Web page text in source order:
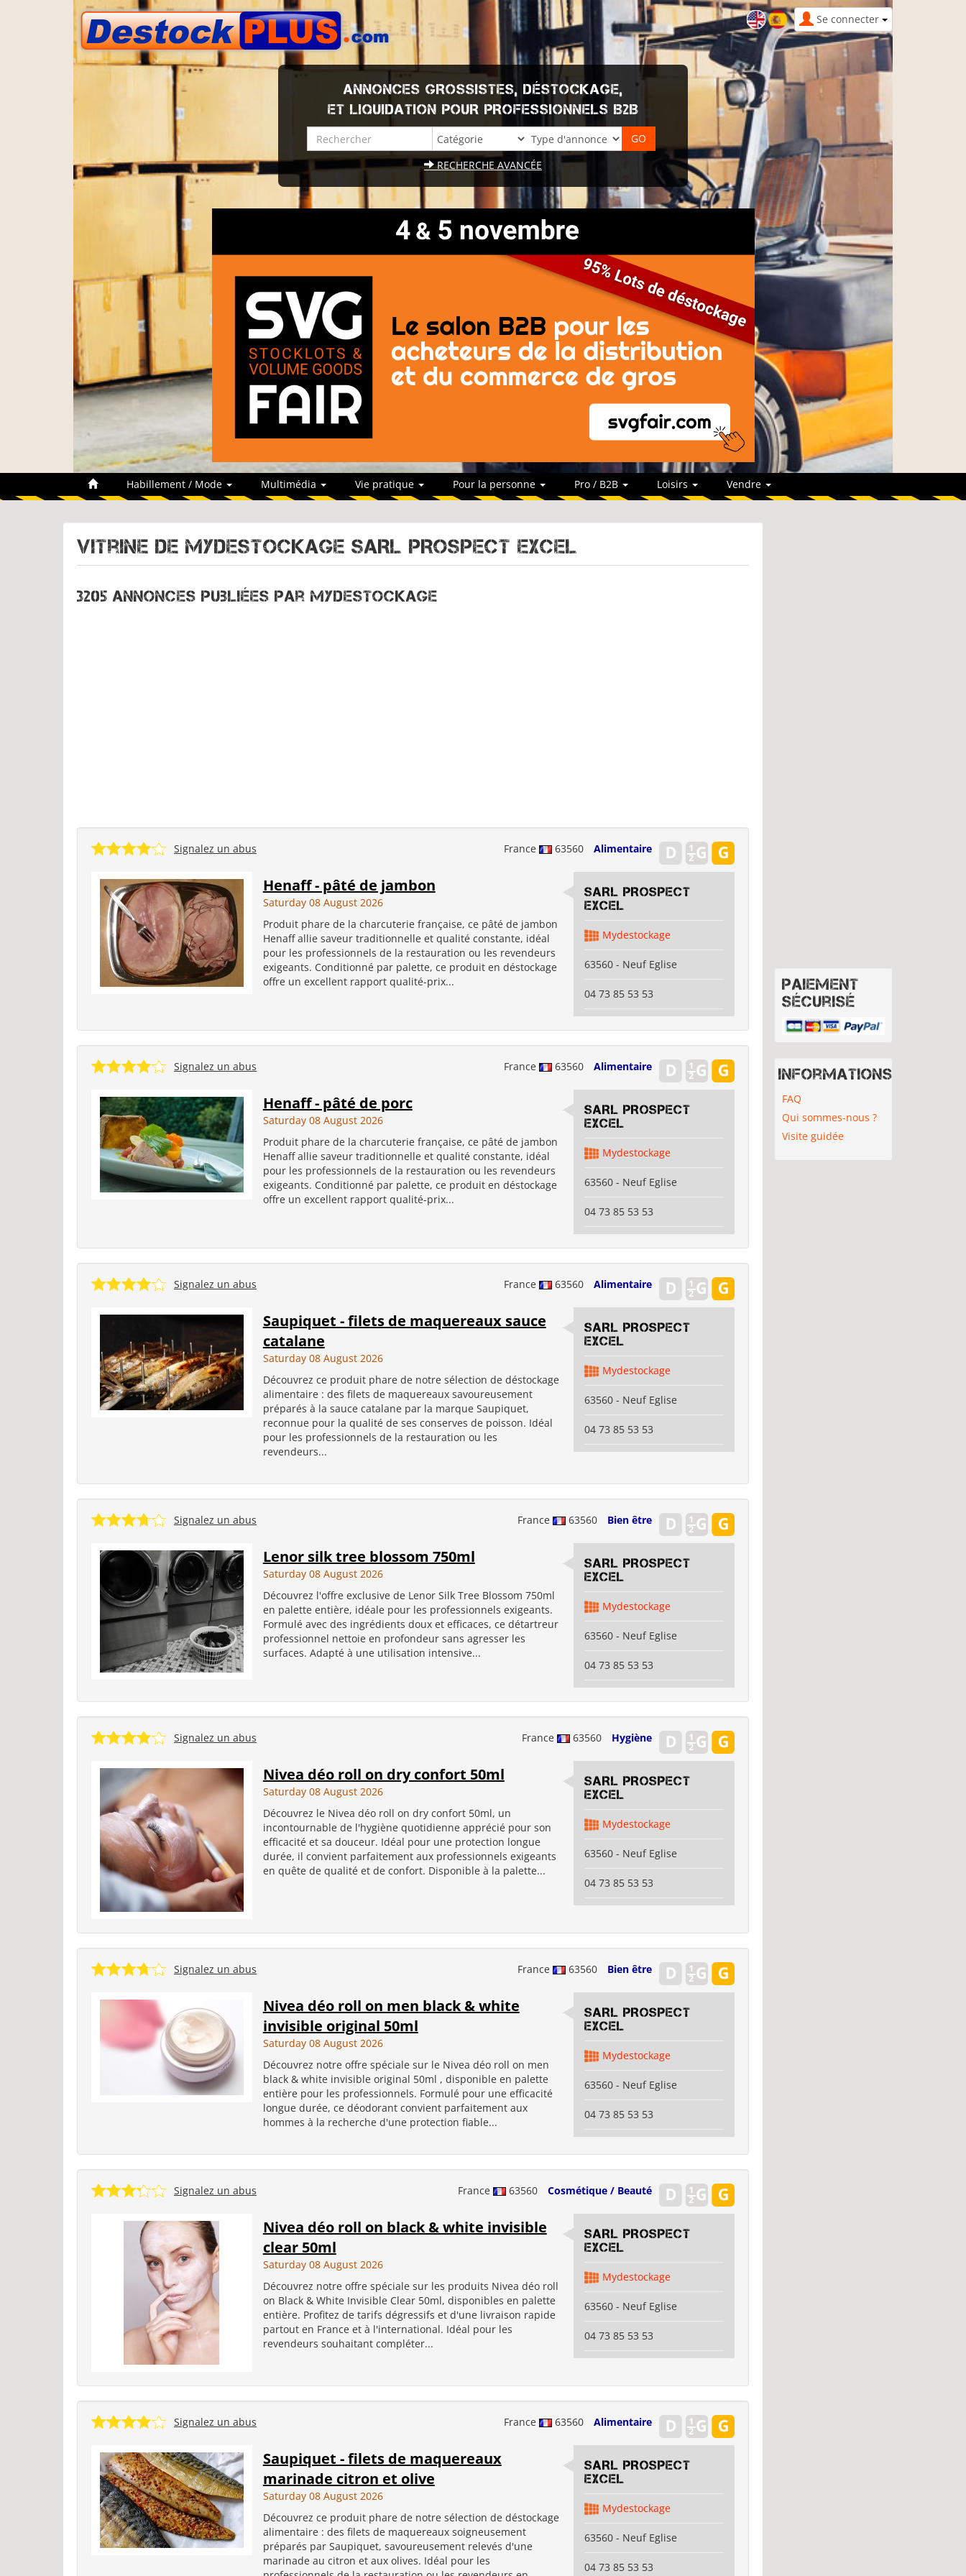
Se connecter
ANNONCES GROSSISTES, DÉSTOCKAGE,
ET LIQUIDATION POUR PROFESSIONNELS B2B
RECHERCHE AVANCÉE
Habillement / Mode Multimédia Vie pratique Pour la personne Pro / B2B Loisirs Vendre
Vitrine de MYDESTOCKAGE SARL PROSPECT EXCEL
3205 annonces publiées par Mydestockage
France 63560 Alimentaire
Signalez un abus
Henaff - pâté de jambon
Saturday 08 August 2026
Produit phare de la charcuterie française, ce pâté de jambon
Henaff allie saveur traditionnelle et qualité constante, idéal
pour les professionnels de la restauration ou les revendeurs
exigeants. Conditionné par palette, ce produit en déstockage
offre un excellent rapport qualité-prix...
SARL PROSPECT
EXCEL
Mydestockage
63560 - Neuf Eglise
04 73 85 53 53
France 63560 Alimentaire
Signalez un abus
Henaff - pâté de porc
Saturday 08 August 2026
Produit phare de la charcuterie française, ce pâté de jambon
Henaff allie saveur traditionnelle et qualité constante, idéal
pour les professionnels de la restauration ou les revendeurs
exigeants. Conditionné par palette, ce produit en déstockage
offre un excellent rapport qualité-prix...
SARL PROSPECT
EXCEL
Mydestockage
63560 - Neuf Eglise
04 73 85 53 53
France 63560 Alimentaire
Signalez un abus
Saupiquet - filets de maquereaux sauce
catalane
Saturday 08 August 2026
Découvrez ce produit phare de notre sélection de déstockage
alimentaire : des filets de maquereaux savoureusement
préparés à la sauce catalane par la marque Saupiquet,
reconnue pour la qualité de ses conserves de poisson. Idéal
pour les professionnels de la restauration ou les
revendeurs...
SARL PROSPECT
EXCEL
Mydestockage
63560 - Neuf Eglise
04 73 85 53 53
France 63560 Bien être
Signalez un abus
Lenor silk tree blossom 750ml
Saturday 08 August 2026
Découvrez l'offre exclusive de Lenor Silk Tree Blossom 750ml
en palette entière, idéale pour les professionnels exigeants.
Formulé avec des ingrédients doux et efficaces, ce détartreur
professionnel nettoie en profondeur sans agresser les
surfaces. Adapté à une utilisation intensive...
SARL PROSPECT
EXCEL
Mydestockage
63560 - Neuf Eglise
04 73 85 53 53
France 63560 Hygiène
Signalez un abus
Nivea déo roll on dry confort 50ml
Saturday 08 August 2026
Découvrez le Nivea déo roll on dry confort 50ml, un
incontournable de l'hygiène quotidienne apprécié pour son
efficacité et sa douceur. Idéal pour une protection longue
durée, il convient parfaitement aux professionnels exigeants
en quête de qualité et de confort. Disponible à la palette...
SARL PROSPECT
EXCEL
Mydestockage
63560 - Neuf Eglise
04 73 85 53 53
France 63560 Bien être
Signalez un abus
Nivea déo roll on men black & white
invisible original 50ml
Saturday 08 August 2026
Découvrez notre offre spéciale sur le Nivea déo roll on men
black & white invisible original 50ml , disponible en palette
entière pour les professionnels. Formulé pour une efficacité
longue durée, ce déodorant convient parfaitement aux
hommes à la recherche d'une protection fiable...
SARL PROSPECT
EXCEL
Mydestockage
63560 - Neuf Eglise
04 73 85 53 53
France 63560 Cosmétique / Beauté
Signalez un abus
Nivea déo roll on black & white invisible
clear 50ml
Saturday 08 August 2026
Découvrez notre offre spéciale sur les produits Nivea déo roll
on Black & White Invisible Clear 50ml, disponibles en palette
entière. Profitez de tarifs dégressifs et d'une livraison rapide
partout en France et à l'international. Idéal pour les
revendeurs souhaitant compléter...
SARL PROSPECT
EXCEL
Mydestockage
63560 - Neuf Eglise
04 73 85 53 53
France 63560 Alimentaire
Signalez un abus
Saupiquet - filets de maquereaux
marinade citron et olive
Saturday 08 August 2026
Découvrez ce produit phare de notre sélection de déstockage
alimentaire : des filets de maquereaux soigneusement
préparés par Saupiquet, savoureusement relevés d'une
marinade au citron et aux olives. Idéal pour les
SARL PROSPECT
EXCEL
Mydestockage
63560 - Neuf Eglise
04 73 85 53 53
Paiement
sécurisé
Informations
FAQ
Qui sommes-nous ?
Visite guidée